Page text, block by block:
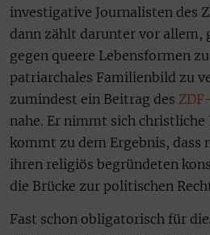
investigative Journalisten des
dann zählt darunter vor allem,
gegen queere Lebensformen
patriarchales Familienbild zu
zumindest ein Beitrag des
nahe. Er nimmt sich
kommt zu dem Ergebnis, dass
ihren religiös begründeten
die Brücke zur politischen
Fast schon obligatorisch für